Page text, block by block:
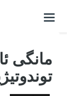
كردنه‌وه‌ی